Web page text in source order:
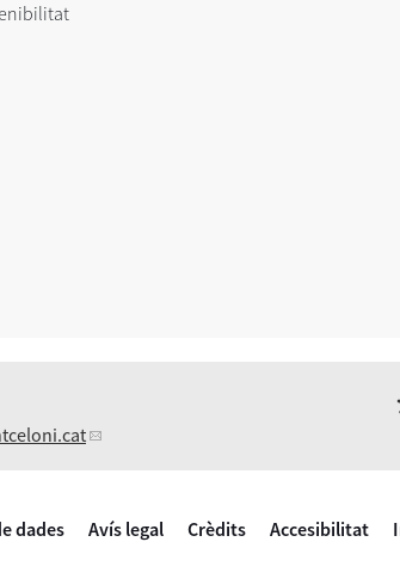
dades Avís legal Crèdits Accesibilitat